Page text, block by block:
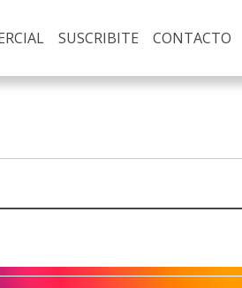
SUSCRIBITE CONTACTO